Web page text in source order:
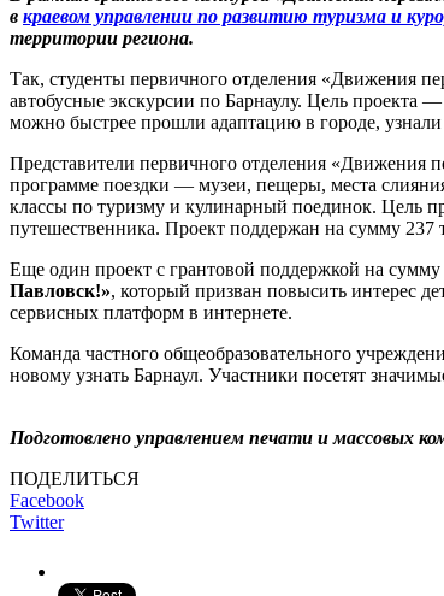
в краевом управлении по развитию туризма и
территории региона.
Так, студенты первичного отделения «Движения
автобусные экскурсии по Барнаулу. Цель проекта
можно быстрее прошли адаптацию в городе,
Представители первичного отделения «Движения
программе поездки — музеи, пещеры, места
классы по туризму и кулинарный поединок. Цель
путешественника. Проект поддержан на сумму 237
Еще один проект с грантовой поддержкой на
Павловск!», который призван повысить интерес
сервисных платформ в интернете.
Команда частного общеобразовательного
новому узнать Барнаул. Участники посетят
Подготовлено управлением печати и массовых
ПОДЕЛИТЬСЯ
Facebook
Twitter